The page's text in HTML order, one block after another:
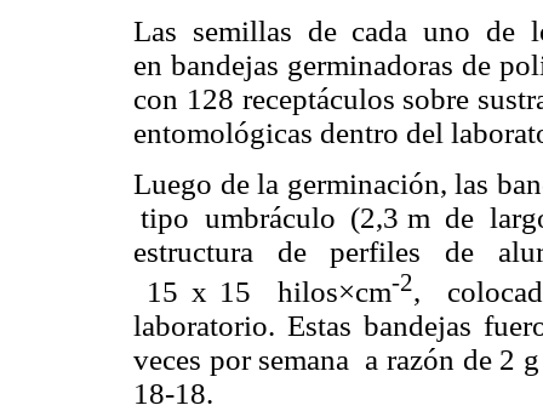
Las semillas de cada uno de
en bandejas germinadoras de
con 128 receptáculos sobre
entomológicas dentro del
Luego de la germinación, las
tipo umbráculo (2,3 m de
estructura de perfiles de
15 x 15 hilos×cm-2,
laboratorio. Estas bandejas
veces por semana a razón de 2
18-18.